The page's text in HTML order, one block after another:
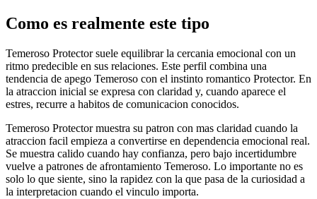
Como es realmente este tipo
Temeroso Protector suele equilibrar la cercania emocional con un
ritmo predecible en sus relaciones. Este perfil combina una
tendencia de apego Temeroso con el instinto romantico Protector. En
la atraccion inicial se expresa con claridad y, cuando aparece el
estres, recurre a habitos de comunicacion conocidos.
Temeroso Protector muestra su patron con mas claridad cuando la
atraccion facil empieza a convertirse en dependencia emocional real.
Se muestra calido cuando hay confianza, pero bajo incertidumbre
vuelve a patrones de afrontamiento Temeroso. Lo importante no es
solo lo que siente, sino la rapidez con la que pasa de la curiosidad a
la interpretacion cuando el vinculo importa.